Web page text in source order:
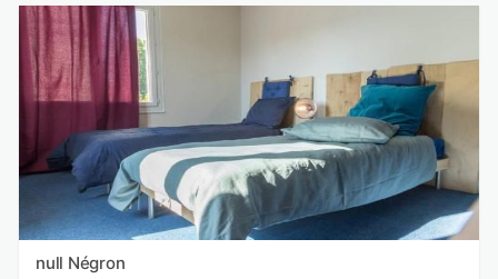
null Négron